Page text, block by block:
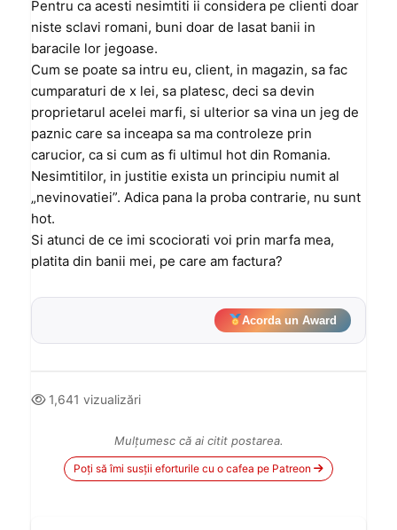
Pentru ca acesti nesimtiti ii considera pe clienti doar
niste sclavi romani, buni doar de lasat banii in
baracile lor jegoase.
Cum se poate sa intru eu, client, in magazin, sa fac
cumparaturi de x lei, sa platesc, deci sa devin
proprietarul acelei marfi, si ulterior sa vina un jeg de
paznic care sa inceapa sa ma controleze prin
carucior, ca si cum as fi ultimul hot din Romania.
Nesimtitilor, in justitie exista un principiu numit al
„nevinovatiei”. Adica pana la proba contrarie, nu sunt
hot.
Si atunci de ce imi scociorati voi prin marfa mea,
platita din banii mei, pe care am factura?
Acorda un Award
1,641 vizualizări
Mulțumesc că ai citit postarea.
Poți să îmi susții eforturile cu o cafea pe Patreon